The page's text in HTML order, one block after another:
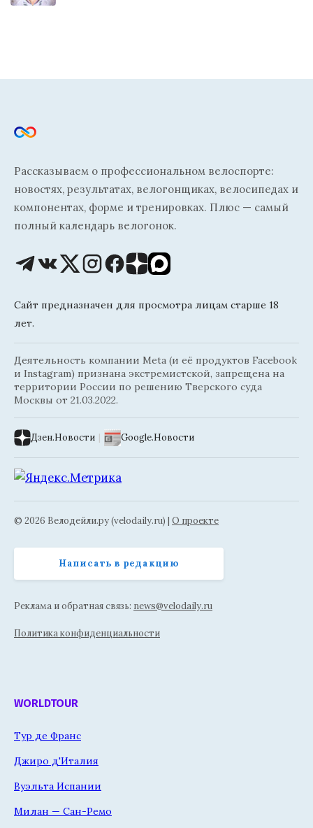
Рассказываем о профессиональном велоспорте:
новостях, результатах, велогонщиках, велосипедах и
компонентах, форме и тренировках. Плюс — самый
полный календарь велогонок.
Сайт предназначен для просмотра лицам старше 18
лет.
Деятельность компании Meta (и её продуктов Facebook
и Instagram) признана экстремистской, запрещена на
территории России по решению Тверского суда
Москвы от 21.03.2022.
Дзен.Новости | Google.Новости
© 2026 Велодейли.ру (velodaily.ru) | О проекте
Написать в редакцию
Реклама и обратная связь: news@velodaily.ru
Политика конфиденциальности
WORLDTOUR
Тур де Франс
Джиро д'Италия
Вуэльта Испании
Милан — Сан-Ремо